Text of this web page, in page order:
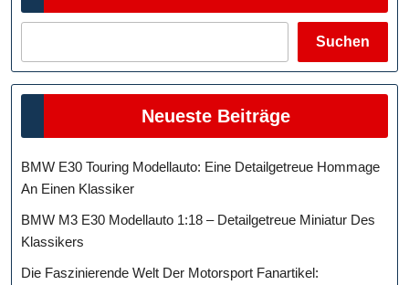
Suchen
Neueste Beiträge
BMW E30 Touring Modellauto: Eine Detailgetreue Hommage
An Einen Klassiker
BMW M3 E30 Modellauto 1:18 – Detailgetreue Miniatur Des
Klassikers
Die Faszinierende Welt Der Motorsport Fanartikel: